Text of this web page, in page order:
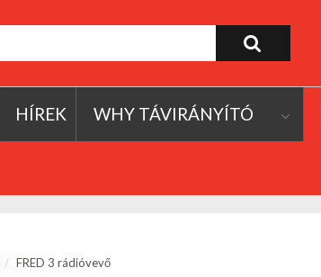
HÍREK WHY TÁVIRÁNYÍTÓ
FRED 3 rádióvevő